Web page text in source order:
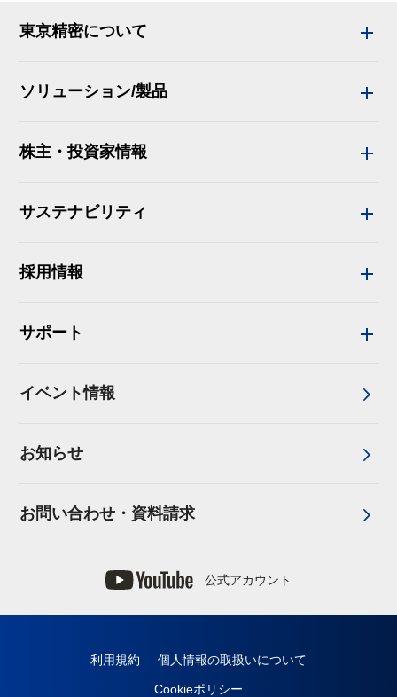
東京精密について
ソリューション/製品
株主・投資家情報
サステナビリティ
採用情報
サポート
イベント情報
お知らせ
お問い合わせ・資料請求
公式アカウント
利用規約 個人情報の取扱いについて
Cookieポリシー